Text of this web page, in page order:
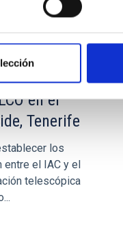
EE.UU y
de
del
en el
Tenerife
los
entre el IAC y el
telescópica